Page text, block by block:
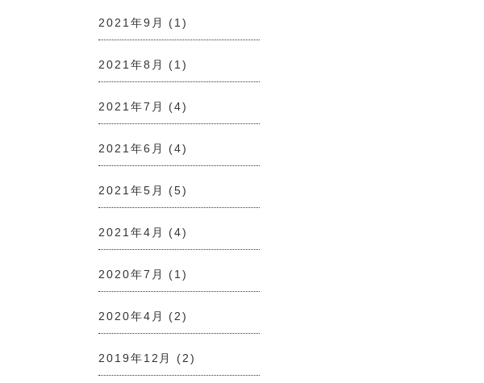
2021年9月 (1)
2021年8月 (1)
2021年7月 (4)
2021年6月 (4)
2021年5月 (5)
2021年4月 (4)
2020年7月 (1)
2020年4月 (2)
2019年12月 (2)